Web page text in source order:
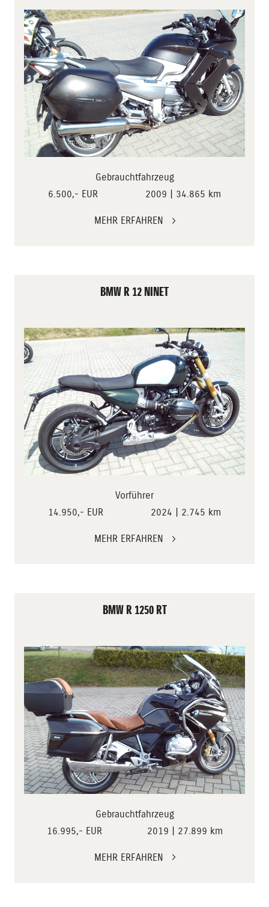
Gebrauchtfahrzeug
6.500,- EUR
2009 | 34.865 km
MEHR ERFAHREN
BMW R 12 NINET
Vorführer
14.950,- EUR
2024 | 2.745 km
MEHR ERFAHREN
BMW R 1250 RT
Gebrauchtfahrzeug
16.995,- EUR
2019 | 27.899 km
MEHR ERFAHREN